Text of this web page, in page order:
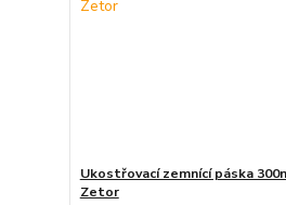
Ukostřovací zemnící páska
Zetor